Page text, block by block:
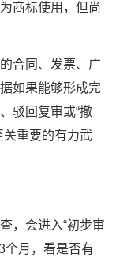
商标使用，但尚
合同、发票、广
如果能够形成完
驳回复审或“撤
关重要的有力武
会进入“初步审
个月，看是否有